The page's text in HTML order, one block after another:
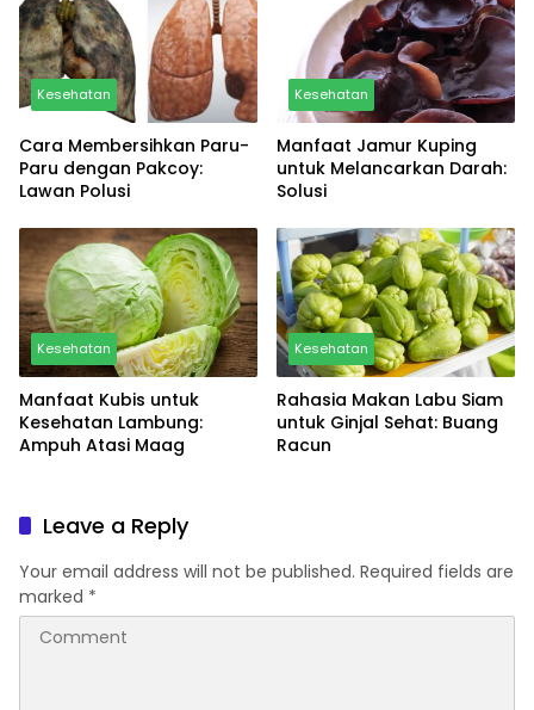
Kesehatan
Cara Membersihkan Paru-
Paru dengan Pakcoy:
Lawan Polusi
Kesehatan
Manfaat Jamur Kuping
untuk Melancarkan Darah:
Solusi
Kesehatan
Manfaat Kubis untuk
Kesehatan Lambung:
Ampuh Atasi Maag
Kesehatan
Rahasia Makan Labu Siam
untuk Ginjal Sehat: Buang
Racun
Leave a Reply
Your email address will not be published. Required fields are
marked *